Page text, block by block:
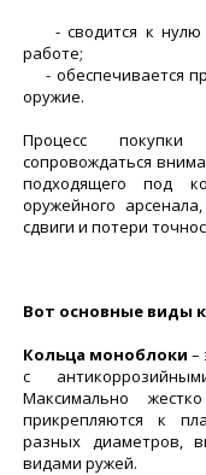
- сводится к нулю
работе;
- обеспечивается
оружие.
Процесс покупки
сопровождаться
подходящего под
оружейного
сдвиги и потери
Вот основные виды
Кольца моноблоки –
с
Максимально
прикрепляются к
разных диаметров,
видами ружей.